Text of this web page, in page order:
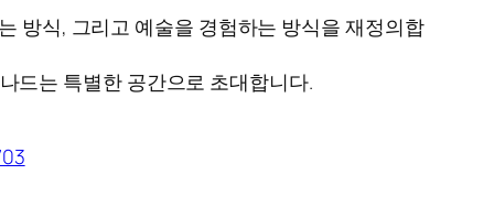
방식, 그리고 예술을 경험하는 방식을 재정의합
드는 특별한 공간으로 초대합니다.